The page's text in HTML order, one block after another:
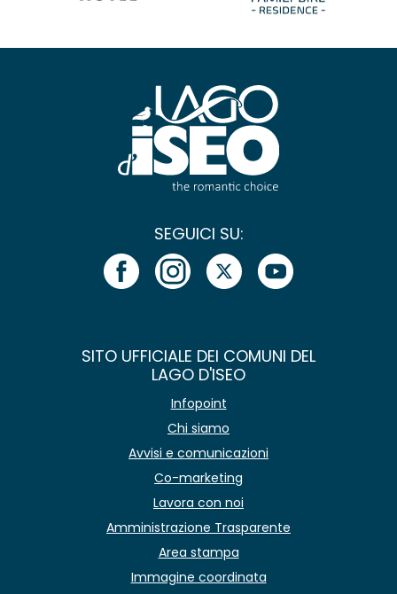
SEGUICI SU:
SITO UFFICIALE DEI COMUNI DEL
LAGO D'ISEO
Infopoint
Chi siamo
Avvisi e comunicazioni
Co-marketing
Lavora con noi
Amministrazione Trasparente
Area stampa
Immagine coordinata